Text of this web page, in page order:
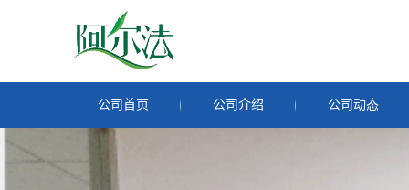
公司首页 公司介绍 公司动态